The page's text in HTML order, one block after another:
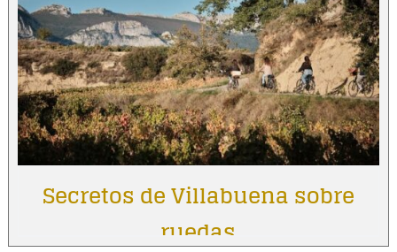
Secretos de Villabuena sobre
ruedas